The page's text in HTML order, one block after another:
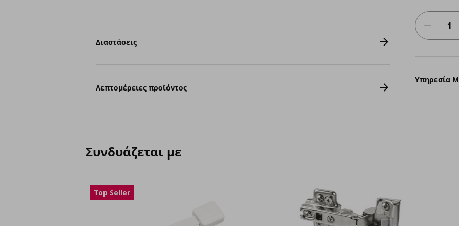
Υπηρεσία
Διαστάσεις
Λεπτομέρειες προϊόντος
Συνδυάζεται με
Top Seller